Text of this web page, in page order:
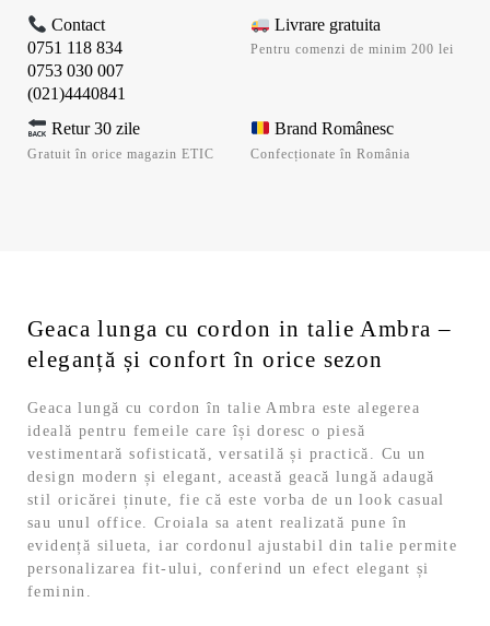
Contact
0751 118 834
0753 030 007
(021)4440841
Livrare gratuita
Pentru comenzi de minim 200 lei
Retur 30 zile
Gratuit în orice magazin ETIC
Brand Românesc
Confecționate în România
Geaca lunga cu cordon in talie Ambra –
eleganță și confort în orice sezon
Geaca lungă cu cordon în talie Ambra este alegerea
ideală pentru femeile care își doresc o piesă
vestimentară sofisticată, versatilă și practică. Cu un
design modern și elegant, această geacă lungă adaugă
stil oricărei ținute, fie că este vorba de un look casual
sau unul office. Croiala sa atent realizată pune în
evidență silueta, iar cordonul ajustabil din talie permite
personalizarea fit-ului, conferind un efect elegant și
feminin.